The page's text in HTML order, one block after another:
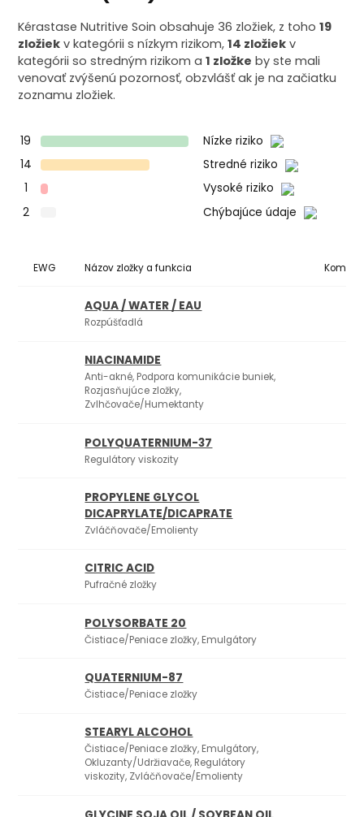
Kérastase Nutritive Soin obsahuje 36 zložiek, z toho19
zložiek v kategórii s nízkym rizikom,14 zložiek v
kategórii so stredným rizikom a1 zložke by ste mali
venovať zvýšenú pozornosť, obzvlášť ak je na začiatku
zoznamu zložiek.
19
Nízke riziko
14
Stredné riziko
1
Vysoké riziko
2
Chýbajúce údaje
EWG Názov zložky a funkcia
AQUA / WATER / EAU
Rozpúšťadlá
NIACINAMIDE
Anti-akné, Podpora komunikácie buniek,
Rozjasňujúce zložky,
Zvlhčovače/Humektanty
POLYQUATERNIUM-37
Regulátory viskozity
PROPYLENE GLYCOL
DICAPRYLATE/DICAPRATE
Zvláčňovače/Emolienty
CITRIC ACID
Pufračné zložky
POLYSORBATE 20
Čistiace/Peniace zložky, Emulgátory
QUATERNIUM-87
Čistiace/Peniace zložky
STEARYL ALCOHOL
Čistiace/Peniace zložky, Emulgátory,
Okluzanty/Udržiavače, Regulátory
viskozity, Zvláčňovače/Emolienty